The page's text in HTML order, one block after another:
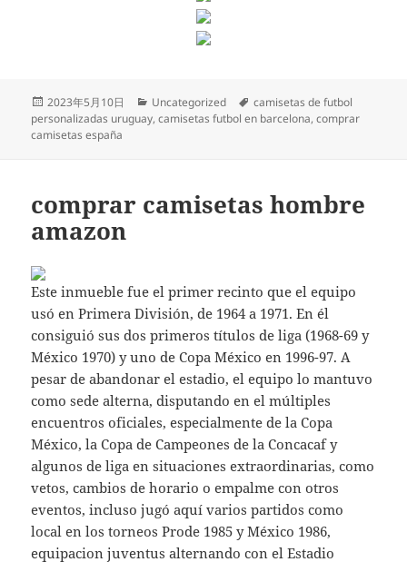
Publicado
el
2023年5月10日 Categorías
Uncategorized Etiquetas
camisetas de futbol
personalizadas uruguay,camisetas futbol en barcelona,comprar
camisetas españa
comprar camisetas hombre
amazon
Este inmueble fue el primer recinto que el equipo
usó en Primera División, de 1964 a 1971. En él
consiguió sus dos primeros títulos de liga (1968-69 y
México 1970) y uno de Copa México en 1996-97. A
pesar de abandonar el estadio, el equipo lo mantuvo
como sede alterna, disputando en el múltiples
encuentros oficiales, especialmente de la Copa
México, la Copa de Campeones de la Concacaf y
algunos de liga en situaciones extraordinarias, como
vetos, cambios de horario o empalme con otros
eventos, incluso jugó aquí varios partidos como
local en los torneos Prode 1985 y México 1986,
equipacion juventus alternando con el Estadio